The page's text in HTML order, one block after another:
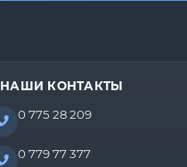
НАШИ КОНТАКТЫ
0 775 28 209
0 779 77 377